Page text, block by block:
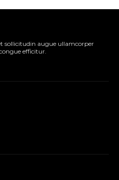
sollicitudin augue ullamcorper
efficitur.